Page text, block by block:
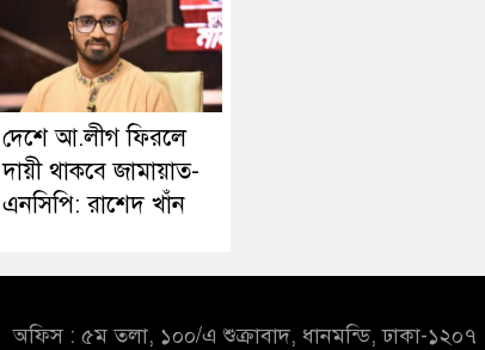
দেশে আ.লীগ ফিরলে
দায়ী থাকবে জামায়াত-
এনসিপি: রাশেদ খাঁন
অফিস : ৫ম তলা, ১০০/এ শুক্রাবাদ, ধানমন্ডি, ঢাকা-১২০৭